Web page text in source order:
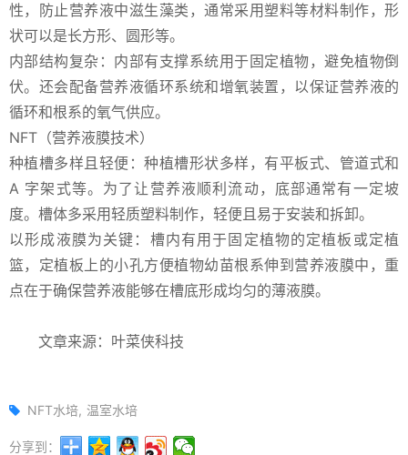
性，防止营养液中滋生藻类，通常采用塑料等材料制作，形
状可以是长方形、圆形等。
内部结构复杂：内部有支撑系统用于固定植物，避免植物倒
伏。还会配备营养液循环系统和增氧装置，以保证营养液的
循环和根系的氧气供应。
NFT（营养液膜技术）
种植槽多样且轻便：种植槽形状多样，有平板式、管道式和
A 字架式等。为了让营养液顺利流动，底部通常有一定坡
度。槽体多采用轻质塑料制作，轻便且易于安装和拆卸。
以形成液膜为关键：槽内有用于固定植物的定植板或定植
篮，定植板上的小孔方便植物幼苗根系伸到营养液膜中，重
点在于确保营养液能够在槽底形成均匀的薄液膜。
文章来源：叶菜侠科技
NFT水培 温室水培
分享到：